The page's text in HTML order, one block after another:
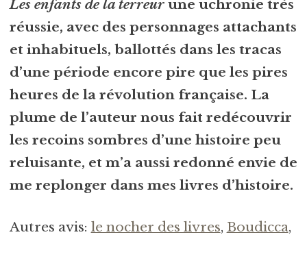
Les enfants de la terreurune uchronie très
réussie, avec des personnages attachants
et inhabituels, ballottés dans les tracas
d’une période encore pire que les pires
heures de la révolution française. La
plume de l’auteur nous fait redécouvrir
les recoins sombres d’une histoire peu
reluisante, et m’a aussi redonné envie de
me replonger dans mes livres d’histoire.
Autres avis: le nocher des livres, Boudicca,